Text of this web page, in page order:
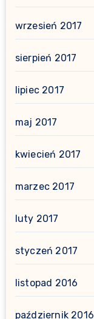
wrzesień 2017
sierpień 2017
lipiec 2017
maj 2017
kwiecień 2017
marzec 2017
luty 2017
styczeń 2017
listopad 2016
październik 2016